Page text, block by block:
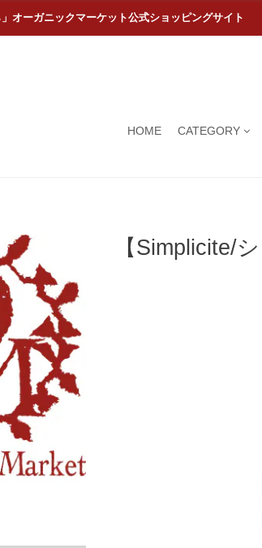
」オーガニックマーケット公式ショッピングサイト
HOME CATEGORY
【Simplicite/